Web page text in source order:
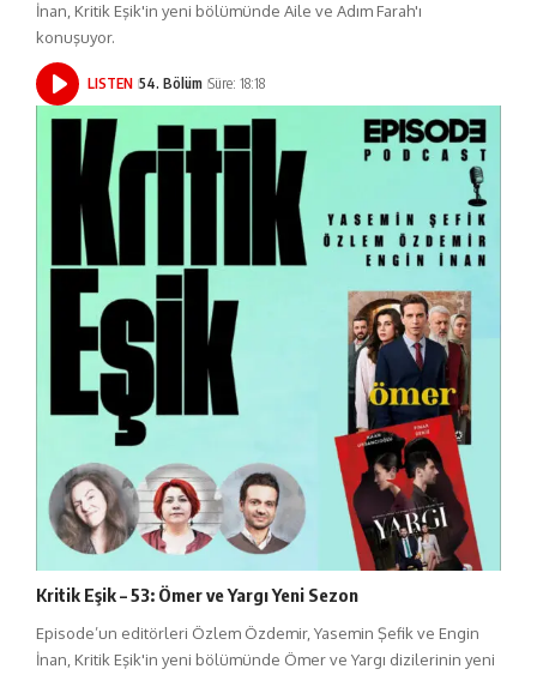
İnan, Kritik Eşik'in yeni bölümünde Aile ve Adım Farah'ı
konuşuyor.
LISTEN 54. Bölüm Süre: 18:18
Kritik Eşik – 53: Ömer ve Yargı Yeni Sezon
Episode’un editörleri Özlem Özdemir, Yasemin Şefik ve Engin
İnan, Kritik Eşik'in yeni bölümünde Ömer ve Yargı dizilerinin yeni